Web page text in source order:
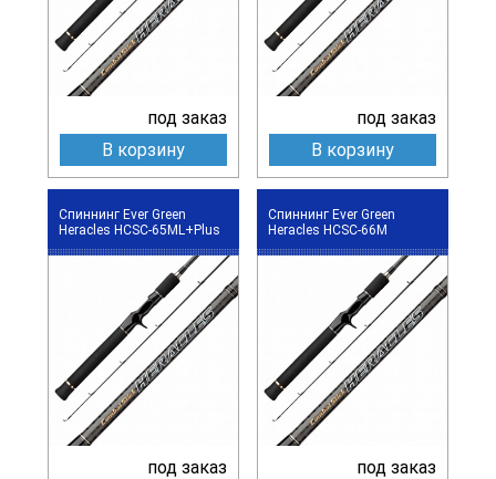
под заказ
В корзину
под заказ
В корзину
Спиннинг Ever Green
Heracles HCSC-65ML+Plus
под заказ
Спиннинг Ever Green
Heracles HCSC-66M
под заказ